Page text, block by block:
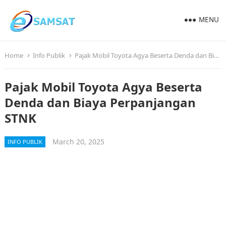
MENU
Home Info Publik Pajak Mobil Toyota Agya Beserta Denda dan Biaya Perpanjangan STNK
Pajak Mobil Toyota Agya Beserta
Denda dan Biaya Perpanjangan
STNK
INFO PUBLIK March 20, 2025